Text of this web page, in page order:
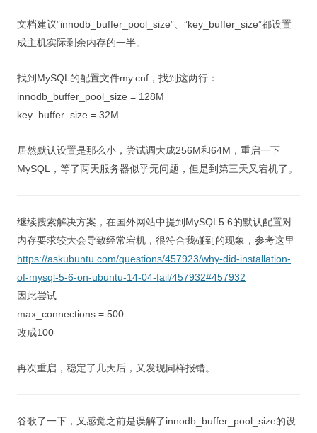
文档建议”innodb_buffer_pool_size”、”key_buffer_size”都设置
成主机实际剩余内存的一半。
找到MySQL的配置文件my.cnf，找到这两行：
innodb_buffer_pool_size = 128M
key_buffer_size = 32M
居然默认设置是那么小，尝试调大成256M和64M，重启一下
MySQL，等了两天服务器似乎无问题，但是到第三天又宕机了。
继续搜索解决方案，在国外网站中提到MySQL5.6的默认配置对
内存要求较大会导致经常宕机，很符合我碰到的现象，参考这里
https://askubuntu.com/questions/457923/why-did-installation-
of-mysql-5-6-on-ubuntu-14-04-fail/457932#457932
因此尝试
max_connections = 500
改成100
再次重启，稳定了几天后，又发现同样报错。
谷歌了一下，又感觉之前是误解了innodb_buffer_pool_size的设